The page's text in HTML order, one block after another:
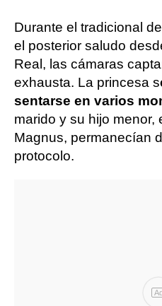
Durante el tradicional
el posterior saludo
Real, las cámaras
exhausta. La princesa s
sentarse en varios
marido y su hijo menor,
Magnus, permanecían
protocolo.